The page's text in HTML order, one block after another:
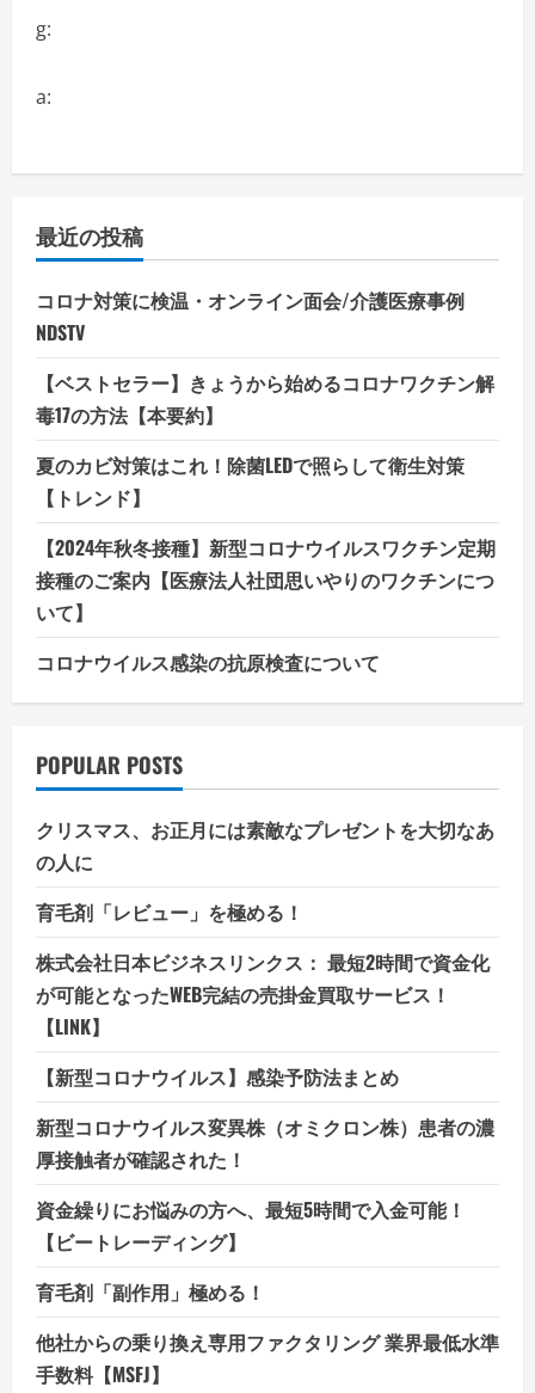
g:
a:
最近の投稿
コロナ対策に検温・オンライン面会/介護医療事例
NDSTV
【ベストセラー】きょうから始めるコロナワクチン解
毒17の方法【本要約】
夏のカビ対策はこれ！除菌LEDで照らして衛生対策
【トレンド】
【2024年秋冬接種】新型コロナウイルスワクチン定期
接種のご案内【医療法人社団思いやりのワクチンにつ
いて】
コロナウイルス感染の抗原検査について
POPULAR POSTS
クリスマス、お正月には素敵なプレゼントを大切なあ
の人に
育毛剤「レビュー」を極める！
株式会社日本ビジネスリンクス： 最短2時間で資金化
が可能となったWEB完結の売掛金買取サービス！
【LINK】
【新型コロナウイルス】感染予防法まとめ
新型コロナウイルス変異株（オミクロン株）患者の濃
厚接触者が確認された！
資金繰りにお悩みの方へ、最短5時間で入金可能！
【ビートレーディング】
育毛剤「副作用」極める！
他社からの乗り換え専用ファクタリング 業界最低水準
手数料【MSFJ】